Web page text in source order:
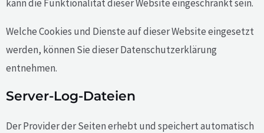
kann die Funktionalität dieser Website eingeschränkt sein.
Welche Cookies und Dienste auf dieser Website eingesetzt
werden, können Sie dieser Datenschutzerklärung
entnehmen.
Server-Log-Dateien
Der Provider der Seiten erhebt und speichert automatisch